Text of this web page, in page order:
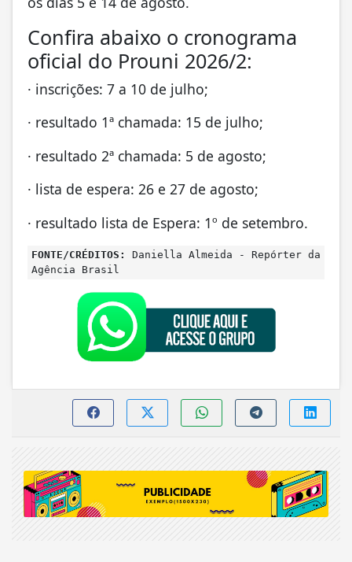
Confira abaixo o cronograma
oficial do Prouni 2026/2:
· inscrições: 7 a 10 de julho;
· resultado 1ª chamada: 15 de julho;
· resultado 2ª chamada: 5 de agosto;
· lista de espera: 26 e 27 de agosto;
· resultado lista de Espera: 1º de setembro.
FONTE/CRÉDITOS:
Daniella Almeida - Repórter da
Agência Brasil